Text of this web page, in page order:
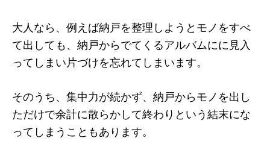
大人なら、例えば納戸を整理しようとモノをすべ
て出しても、納戸からでてくるアルバムにに見入
ってしまい片づけを忘れてしまいます。
そのうち、集中力が続かず、納戸からモノを出し
ただけで余計に散らかして終わりという結末にな
ってしまうこともあります。